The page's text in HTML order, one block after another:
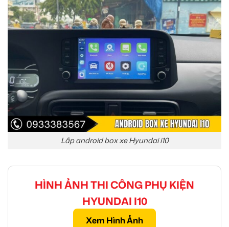
Lắp android box xe Hyundai i10
HÌNH ẢNH THI CÔNG PHỤ KIỆN
HYUNDAI I10
Xem Hình Ảnh